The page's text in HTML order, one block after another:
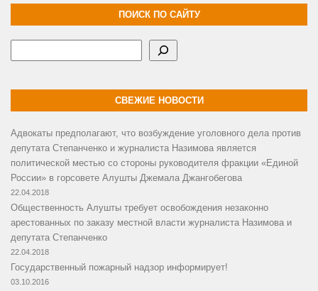
ПОИСК ПО САЙТУ
СВЕЖИЕ НОВОСТИ
Адвокаты предполагают, что возбуждение уголовного дела против
депутата Степанченко и журналиста Назимова является
политической местью со стороны руководителя фракции «Единой
России» в горсовете Алушты Джемала Джангобегова
22.04.2018
Общественность Алушты требует освобождения незаконно
арестованных по заказу местной власти журналиста Назимова и
депутата Степанченко
22.04.2018
Государственный пожарный надзор информирует!
03.10.2016